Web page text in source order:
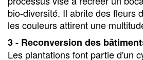
bio-diversité. Il abrite des fleurs
les couleurs attirent une
3 - Reconversion des
Les plantations font partie d'un